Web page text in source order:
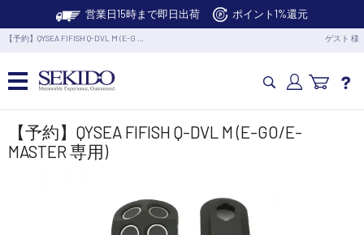
営業日15時まで即日出荷 ポイント1%還元
【予約】QYSEA FIFISH Q-DVL M (E-G … ゲスト 様
カメラドローン・生活家電
業務用ドローン・業務関連製品
【予約】QYSEA FIFISH Q-DVL M (E-GO/E-
MASTER 専用)